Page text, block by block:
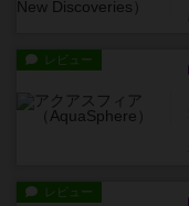
レビュー
レビュー